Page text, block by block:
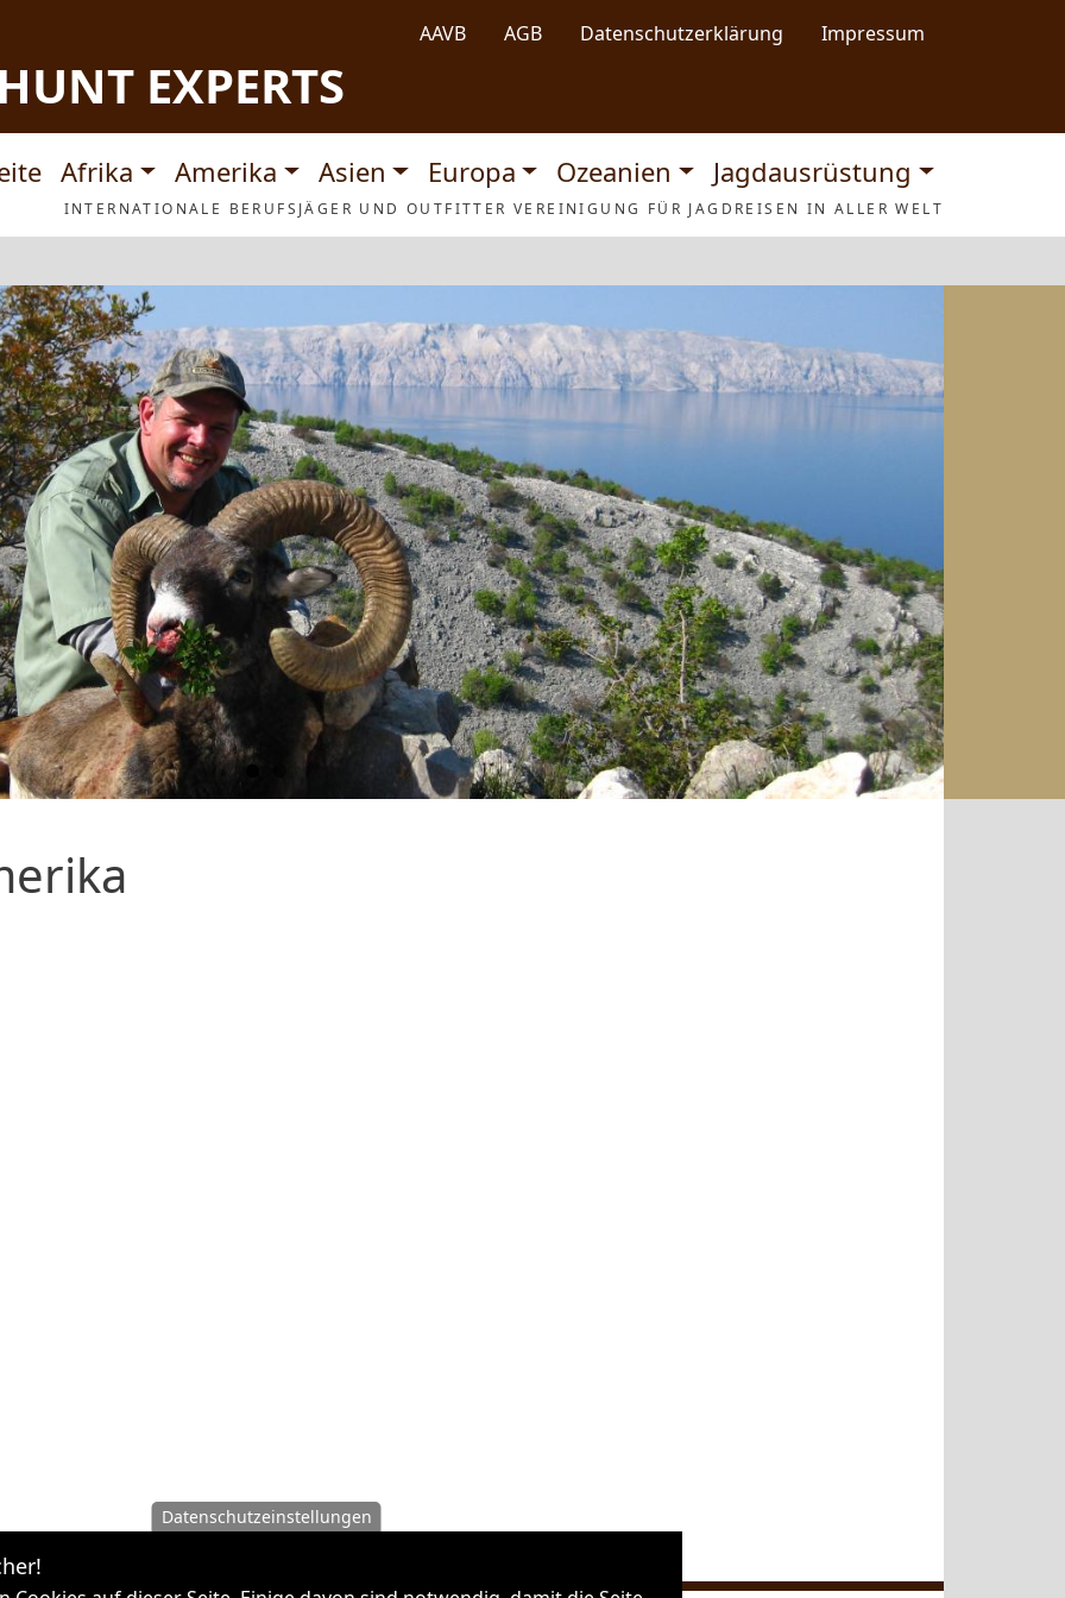
AAVB AGB Datenschutzerklärung Impressum
EXPERTS
Afrika Amerika Asien Europa Ozeanien Jagdausrüstung
INTERNATIONALE BERUFSJÄGER UND OUTFITTER VEREINIGUNG FÜR JAGDREISEN IN ALLER WELT
Datenschutzeinstellungen